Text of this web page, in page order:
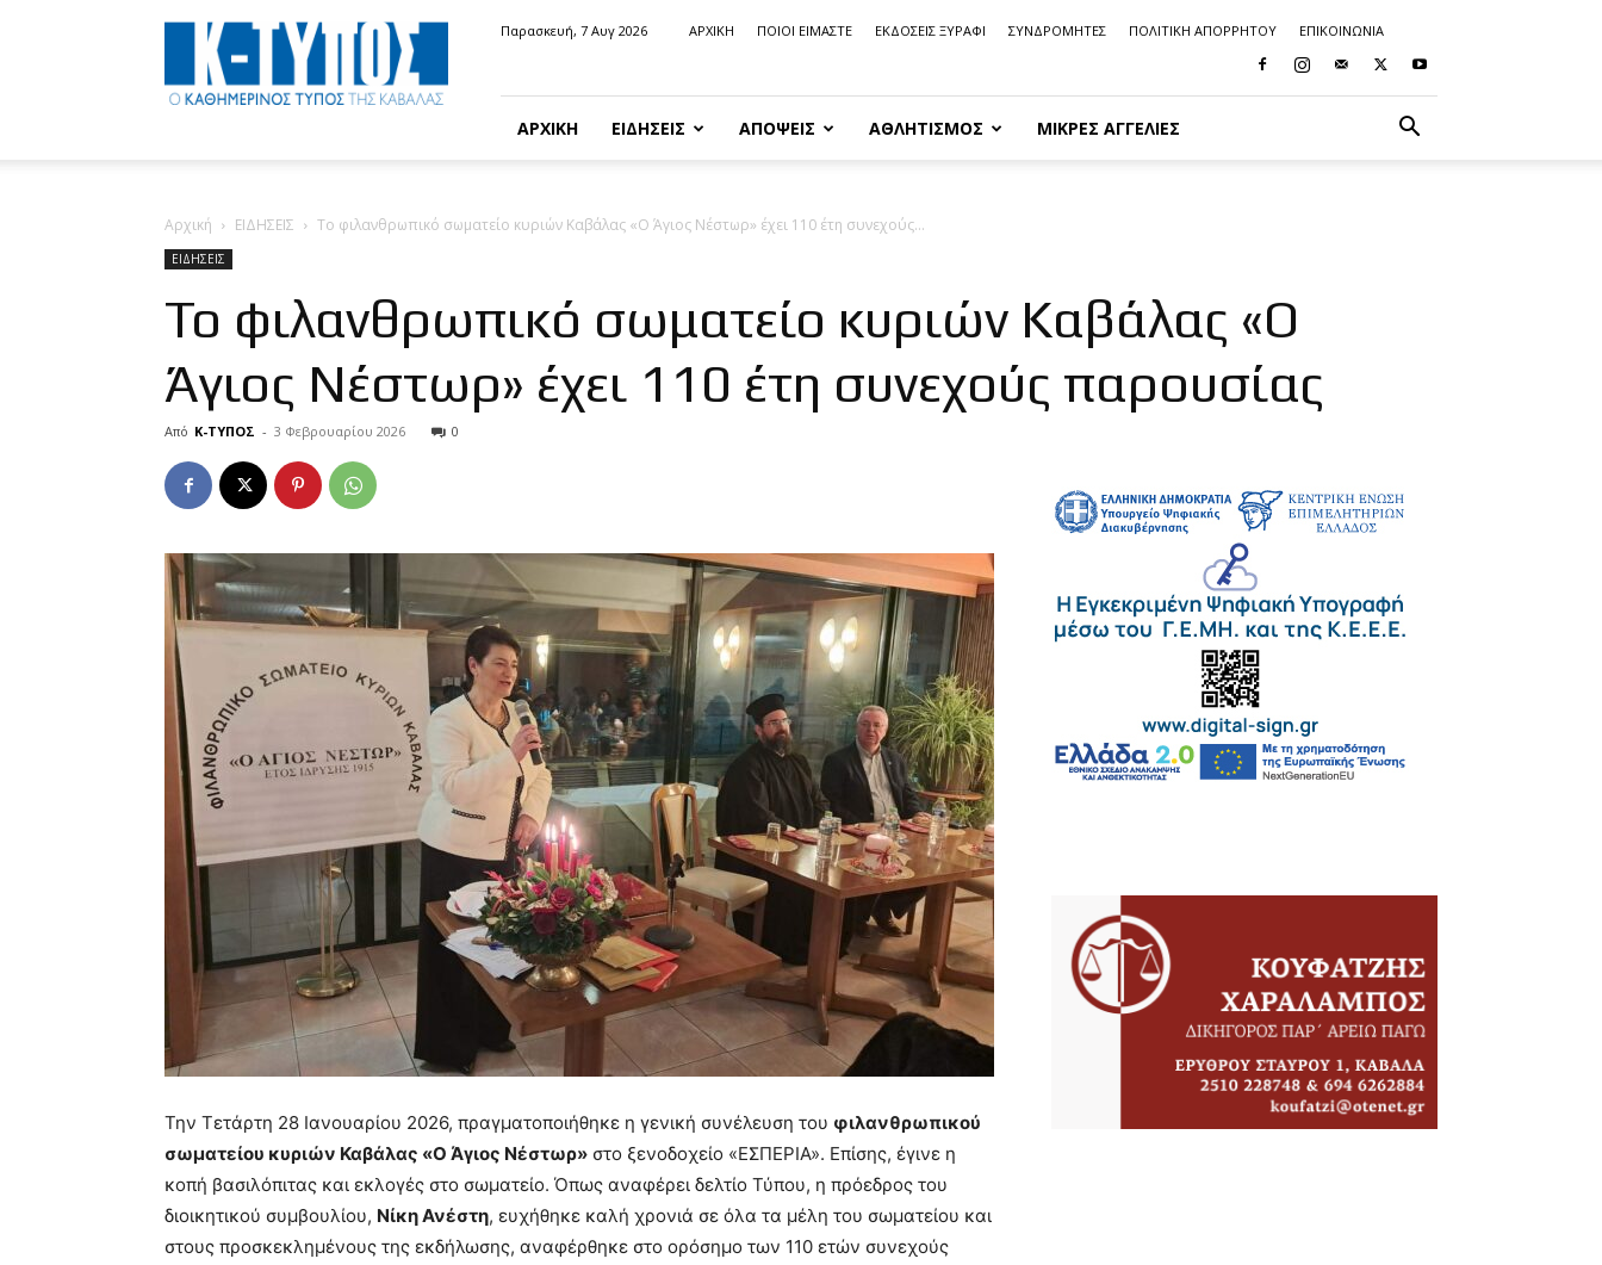
Κ-
ΤΥΠΟΣ
Παρασκευή, 7 Αυγ 2026 ΑΡΧΙΚΗ ΠΟΙΟΙ ΕΙΜΑΣΤΕ ΕΚΔΟΣΕΙΣ ΞΥΡΑΦΙ ΣΥΝΔΡΟΜΗΤΕΣ ΠΟΛΙΤΙΚΗ ΑΠΟΡΡΗΤΟΥ ΕΠΙΚΟΙΝΩΝΙΑ
ΑΡΧΙΚΗ ΕΙΔΗΣΕΙΣ ΑΠΟΨΕΙΣ ΑΘΛΗΤΙΣΜΟΣ ΜΙΚΡΈΣ ΑΓΓΕΛΊΕΣ
Αρχική ΕΙΔΗΣΕΙΣ Το φιλανθρωπικό σωματείο κυριών Καβάλας «Ο Άγιος Νέστωρ» έχει 110 έτη συνεχούς...
ΕΙΔΗΣΕΙΣ
Το φιλανθρωπικό σωματείο κυριών Καβάλας «Ο
Άγιος Νέστωρ» έχει 110 έτη συνεχούς παρουσίας
Από Κ-ΤΥΠΟΣ - 3 Φεβρουαρίου 2026 0
Την Τετάρτη 28 Ιανουαρίου 2026, πραγματοποιήθηκε η γενική συνέλευση του φιλανθρωπικού
σωματείου κυριών Καβάλας «Ο Άγιος Νέστωρ» στο ξενοδοχείο «ΕΣΠΕΡΙΑ». Επίσης, έγινε η
κοπή βασιλόπιτας και εκλογές στο σωματείο. Όπως αναφέρει δελτίο Τύπου, η πρόεδρος του
διοικητικού συμβουλίου, Νίκη Ανέστη, ευχήθηκε καλή χρονιά σε όλα τα μέλη του σωματείου και
στους προσκεκλημένους της εκδήλωσης, αναφέρθηκε στο ορόσημο των 110 ετών συνεχούς